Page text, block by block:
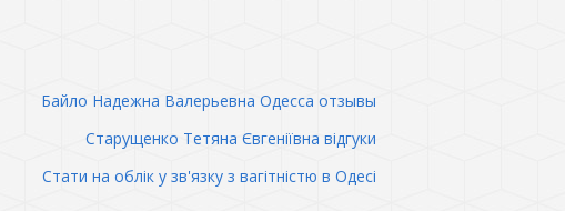
Байло Надежна Валерьевна Одесса отзывы
Старущенко Тетяна Євгеніївна відгуки
Стати на облік у зв'язку з вагітністю в Одесі